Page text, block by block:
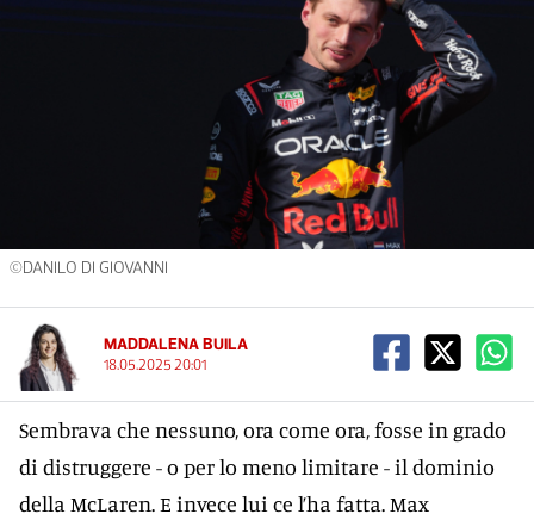
©DANILO DI GIOVANNI
MADDALENA BUILA
18.05.2025 20:01
Sembrava che nessuno, ora come ora, fosse in grado
di distruggere - o per lo meno limitare - il dominio
della McLaren. E invece lui ce l’ha fatta. Max